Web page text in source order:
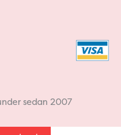
sedan 2007